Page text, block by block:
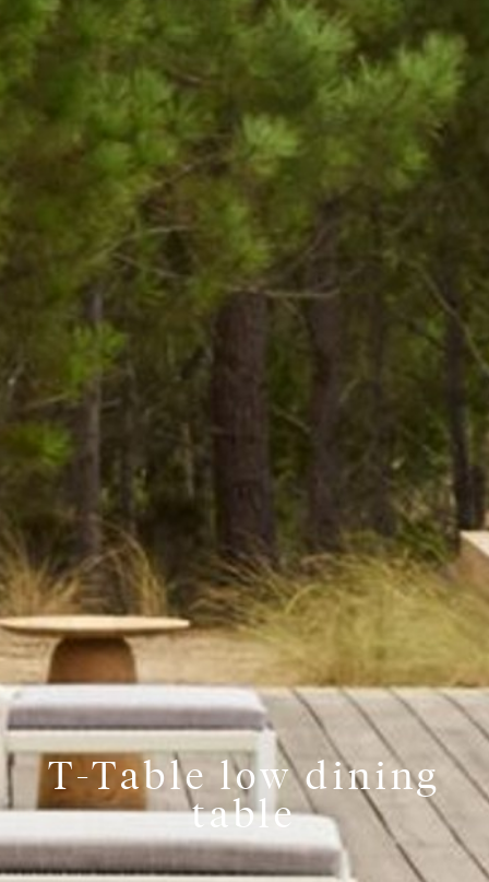
T-Table low dining
table